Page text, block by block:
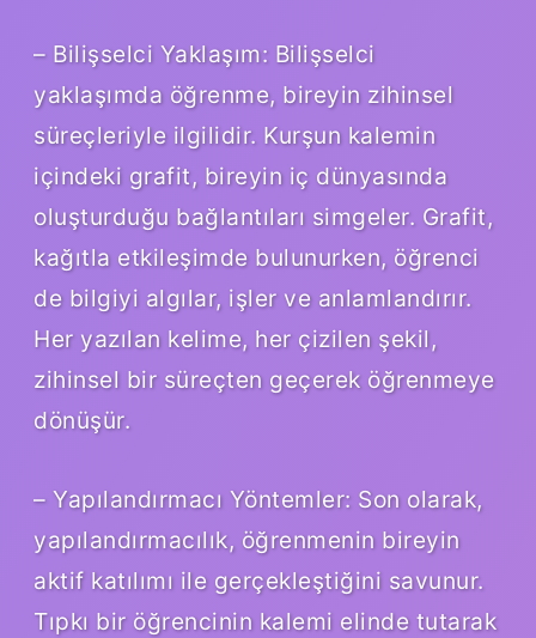
– Bilişselci Yaklaşım: Bilişselci
yaklaşımda öğrenme, bireyin zihinsel
süreçleriyle ilgilidir. Kurşun kalemin
içindeki grafit, bireyin iç dünyasında
oluşturduğu bağlantıları simgeler. Grafit,
kağıtla etkileşimde bulunurken, öğrenci
de bilgiyi algılar, işler ve anlamlandırır.
Her yazılan kelime, her çizilen şekil,
zihinsel bir süreçten geçerek öğrenmeye
dönüşür.
– Yapılandırmacı Yöntemler: Son olarak,
yapılandırmacılık, öğrenmenin bireyin
aktif katılımı ile gerçekleştiğini savunur.
Tıpkı bir öğrencinin kalemi elinde tutarak